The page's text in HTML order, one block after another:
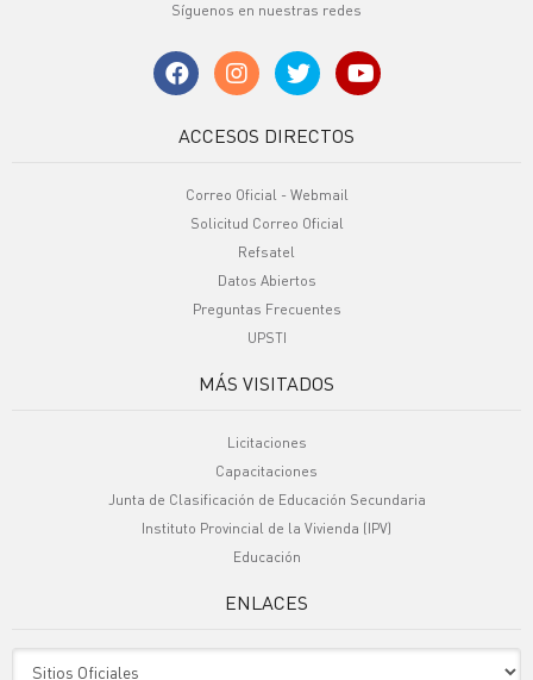
Síguenos en nuestras redes
ACCESOS DIRECTOS
Correo Oficial - Webmail
Solicitud Correo Oficial
Refsatel
Datos Abiertos
Preguntas Frecuentes
UPSTI
MÁS VISITADOS
Licitaciones
Capacitaciones
Junta de Clasificación de Educación Secundaria
Instituto Provincial de la Vivienda (IPV)
Educación
ENLACES